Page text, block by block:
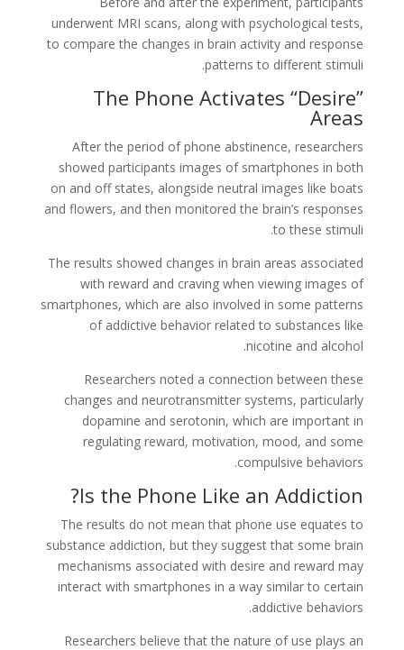
underwent MRI scans, along with psychological tests,
to compare the changes in brain activity and response
patterns to different stimuli.
The Phone Activates “Desire”
Areas
After the period of phone abstinence, researchers
showed participants images of smartphones in both
on and off states, alongside neutral images like boats
and flowers, and then monitored the brain’s responses
to these stimuli.
The results showed changes in brain areas associated
with reward and craving when viewing images of
smartphones, which are also involved in some patterns
of addictive behavior related to substances like
nicotine and alcohol.
Researchers noted a connection between these
changes and neurotransmitter systems, particularly
dopamine and serotonin, which are important in
regulating reward, motivation, mood, and some
compulsive behaviors.
Is the Phone Like an Addiction?
The results do not mean that phone use equates to
substance addiction, but they suggest that some brain
mechanisms associated with desire and reward may
interact with smartphones in a way similar to certain
addictive behaviors.
Researchers believe that the nature of use plays an